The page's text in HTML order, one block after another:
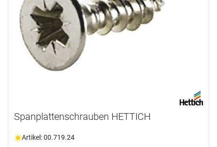
Spanplattenschrauben HETTICH
Artikel: 00.719.24